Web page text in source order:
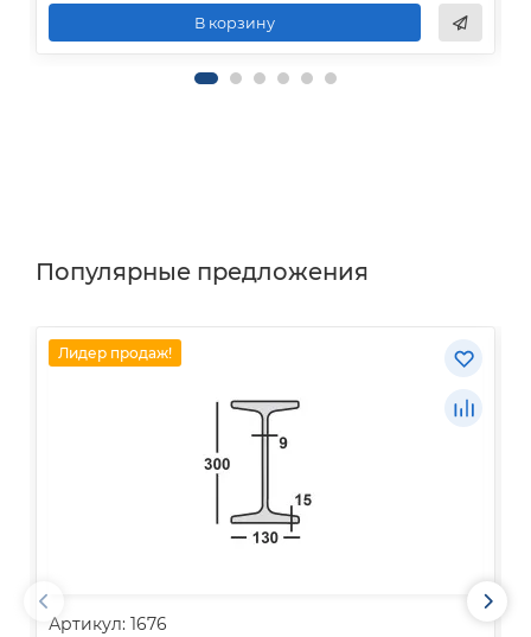
В корзину
Популярные предложения
Лидер продаж!
Артикул: 1676